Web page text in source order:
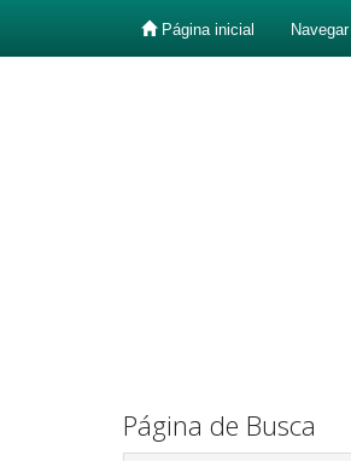
Página inicial Navegar
Página de Busca